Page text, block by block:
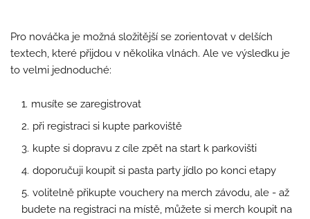
Pro nováčka je možná složitější se zorientovat v delších
textech, které přijdou v několika vlnách. Ale ve výsledku je
to velmi jednoduché:
musíte se zaregistrovat
při registraci si kupte parkoviště
kupte si dopravu z cíle zpět na start k parkovišti
doporučuji koupit si pasta party jídlo po konci etapy
volitelně přikupte vouchery na merch závodu, ale - až
budete na registraci na místě, můžete si merch koupit na